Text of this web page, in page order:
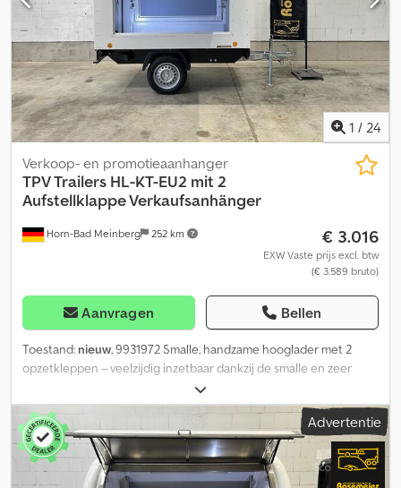
aanhanger: Extra motorsteunbeugels Sjorogen Steunpootjes
Driezijdige bordverhoging 340 mm Reservewiel incl. houder
Diefstalbeveiliging Kentekenregistratie van uw nieuwe aanhanger
bij het RDW
1 / 24
Horn-Bad Meinberg 252 km
Verkoop- en promotieaanhanger
TPV Trailers HL-KT-EU2 mit 2
Aufstellklappe Verkaufsanhänger
€ 3.016
EXW Vaste prijs excl. btw
(€ 3.589 bruto)
Aanvragen Bellen
Toestand: nieuw, 9931972 Smalle, handzame hooglader met 2
opzetkleppen – veelzijdig inzetbaar dankzij de smalle en zeer
hoge bouwwijze, bijvoorbeeld als: - Verkoopaanhanger op
afgesloten terrein - Voedsel- of materiaaltransporter op
golfbanen of vakantieparken - Zwembaden en recreatiebaden -
Ouderen- en revalidatievoorzieningen - Afgesloten
bedrijfsterreinen - Wasserijen Fabrikant: TPV Type: HL-KT-EU2
Hooglader, ongeremd Binnenmaten: 2020 x 1075 x 1305 mm
Advertentie